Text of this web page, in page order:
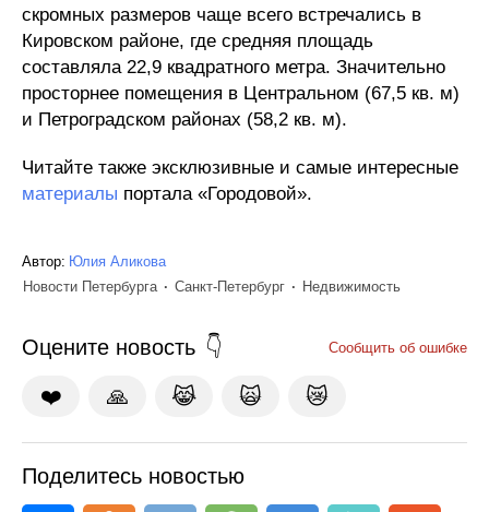
скромных размеров чаще всего встречались в
Кировском районе, где средняя площадь
составляла 22,9 квадратного метра. Значительно
просторнее помещения в Центральном (67,5 кв. м)
и Петроградском районах (58,2 кв. м).
Читайте также эксклюзивные и самые интересные
материалы портала «Городовой».
Автор: Юлия Аликова
Новости Петербурга
Санкт-Петербург Недвижимость
Оцените новость Сообщить об ошибке
❤️ 🙏 😹 🙀 😿
Поделитесь новостью